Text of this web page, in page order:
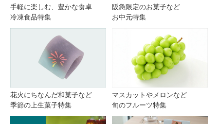
手軽に楽しむ、豊かな食卓
冷凍食品特集
阪急限定のお菓子など
お中元特集
花火にちなんだ和菓子など
季節の上生菓子特集
マスカットやメロンなど
旬のフルーツ特集